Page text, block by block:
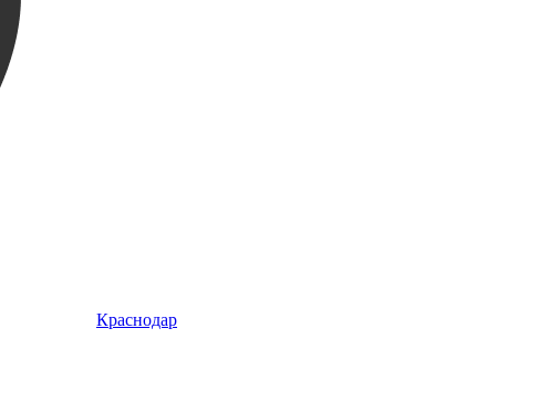
Краснодар